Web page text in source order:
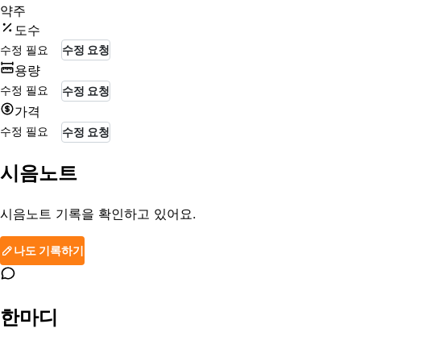
약주
도수
수정 필요 수정 요청
용량
수정 필요 수정 요청
가격
수정 필요 수정 요청
시음노트
시음노트 기록을 확인하고 있어요.
나도 기록하기
한마디